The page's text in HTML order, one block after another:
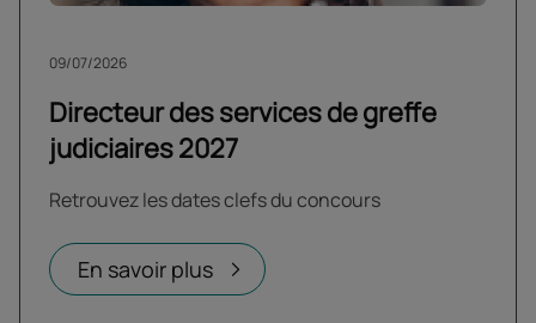
Directeur des services de greffe
judiciaires 2027
09/07/2026
Retrouvez les dates clefs du concours
En savoir plus